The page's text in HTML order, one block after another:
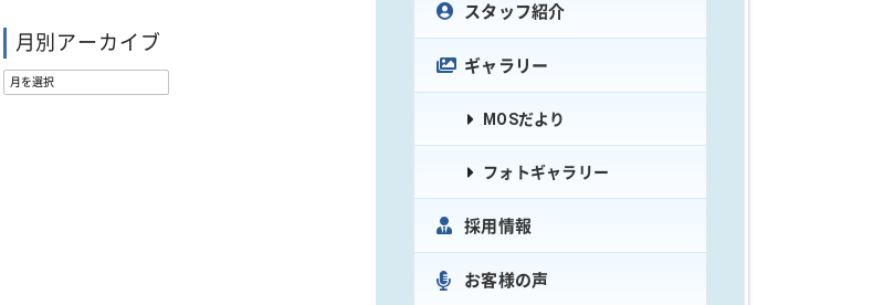
月別アーカイブ
スタッフ紹介
ギャラリー
MOSだより
フォトギャラリー
採用情報
お客様の声